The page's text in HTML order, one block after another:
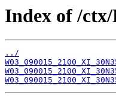
Index of /ctx/
../